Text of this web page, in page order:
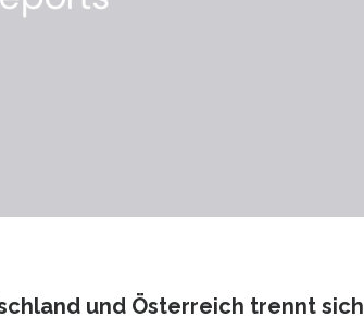
und Österreich trennt sich